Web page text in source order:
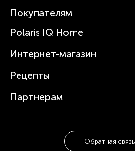
Вертикальные пылесосы
Зубные щетки и ирригаторы
Увлажнители
Посуда
О Polaris
Статьи
Покупателям
Сервисные центры
Где купить
Polaris IQ Home
Интернет-магазин
Рецепты
Партнерам
Обратная связь